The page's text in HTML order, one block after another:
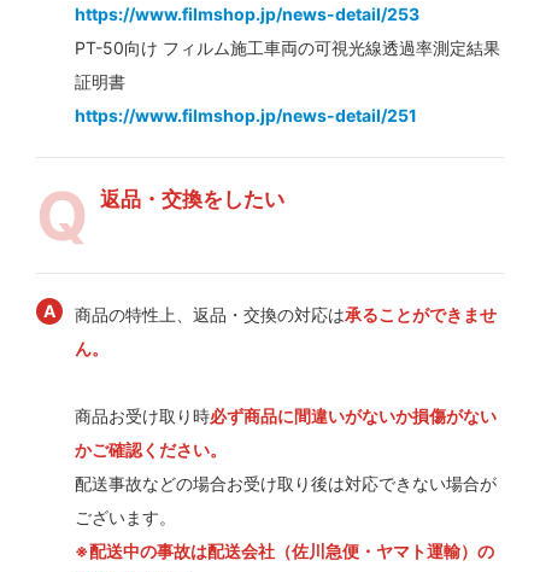
https://www.filmshop.jp/news-detail/253
PT-50向け フィルム施工車両の可視光線透過率測定結果
証明書
https://www.filmshop.jp/news-detail/251
返品・交換をしたい
商品の特性上、返品・交換の対応は承ることができませ
ん。
商品お受け取り時必ず商品に間違いがないか損傷がない
かご確認ください。
配送事故などの場合お受け取り後は対応できない場合が
ございます。
※配送中の事故は配送会社（佐川急便・ヤマト運輸）の